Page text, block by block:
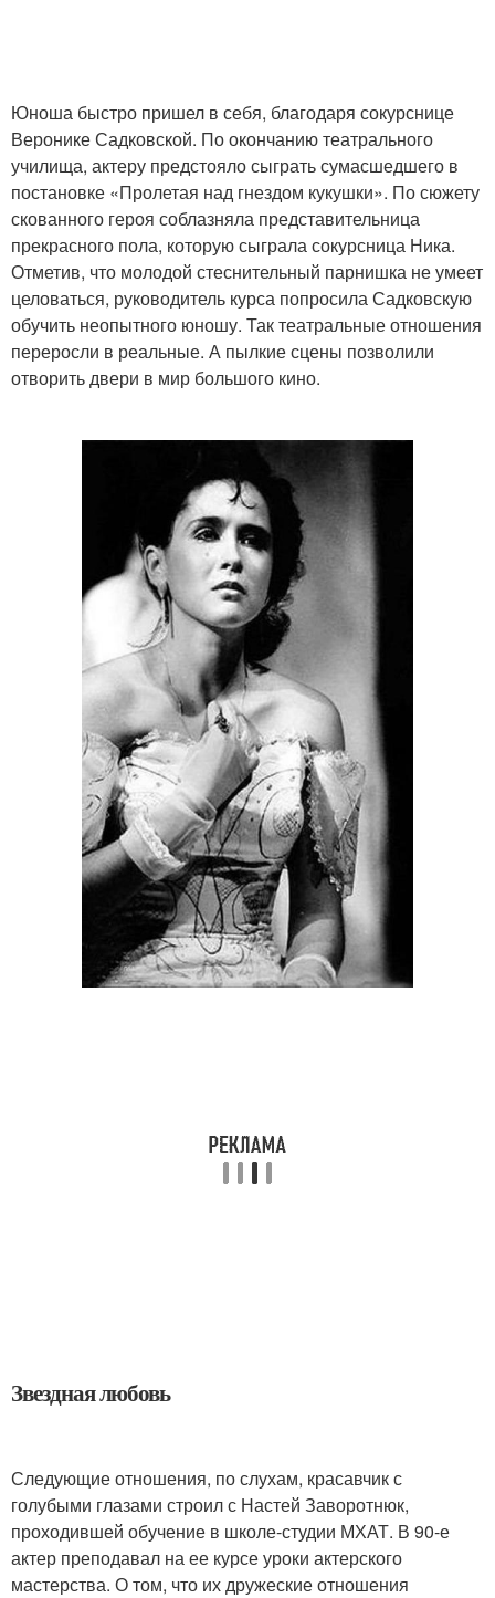
Юноша быстро пришел в себя, благодаря сокурснице
Веронике Садковской. По окончанию театрального
училища, актеру предстояло сыграть сумасшедшего в
постановке «Пролетая над гнездом кукушки». По сюжету
скованного героя соблазняла представительница
прекрасного пола, которую сыграла сокурсница Ника.
Отметив, что молодой стеснительный парнишка не умеет
целоваться, руководитель курса попросила Садковскую
обучить неопытного юношу. Так театральные отношения
переросли в реальные. А пылкие сцены позволили
отворить двери в мир большого кино.
Звездная любовь
Следующие отношения, по слухам, красавчик с
голубыми глазами строил с Настей Заворотнюк,
проходившей обучение в школе-студии МХАТ. В 90-е
актер преподавал на ее курсе уроки актерского
мастерства. О том, что их дружеские отношения